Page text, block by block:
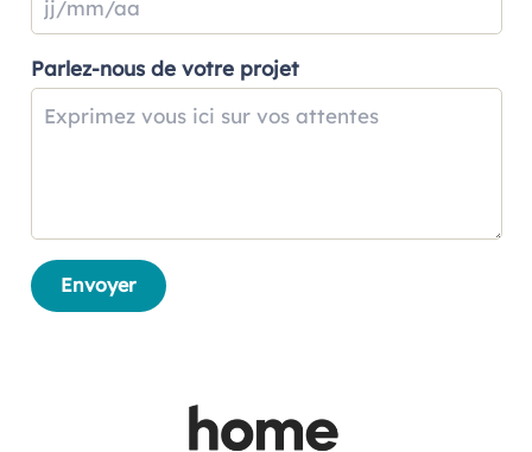
Parlez-nous de votre projet
Envoyer